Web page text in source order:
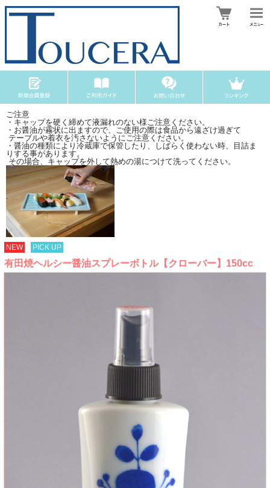
ご注意
・キャップを硬く締めて液漏れのない様ご注意ください。
・お醤油が霧状に出ますので、ご使用の際は食品から遠ざけ過ぎて
テーブルや着衣を汚さないようにご注意ください。
・醤油の種類により冷蔵庫で保管したり、しばらく使わない時、目詰ま
りする事があります。
その場合、キャップを外して熱めの湯につけて洗ってください。
NEW PICK UP
有田焼ヘルシー醤油スプレーボトル【クローバー】150cc